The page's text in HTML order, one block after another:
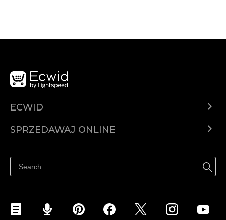
ECWID
Cena
SPRZEDAWAJ ONLINE
Sprzedawaj na Facebooku
Sprzedawaj na Instagramie